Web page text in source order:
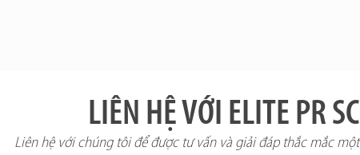
LIÊN HỆ VỚI ELITE PR
Liên hệ với chúng tôi để được tư vấn và giải đáp thắc mắc